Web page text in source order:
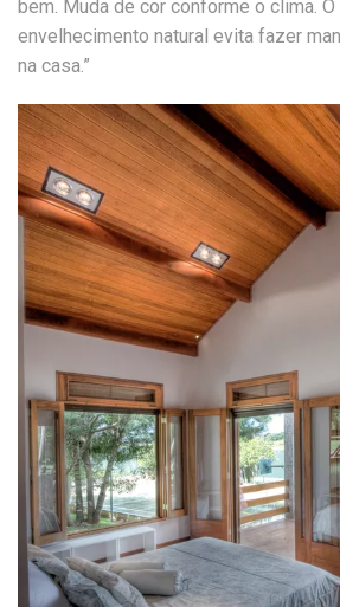
bem. Muda de cor conforme o clima.
envelhecimento natural evita fazer
na casa.”